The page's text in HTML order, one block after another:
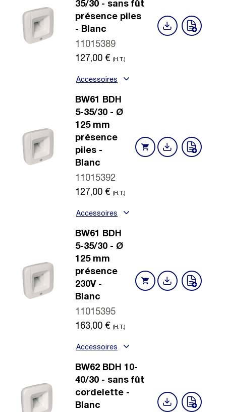
35/30 - sans fût
présence piles
- Blanc
11015389
127,00 € (H.T.)
Accessoires
BW61 BDH
5-35/30 - Ø
125 mm
présence
piles -
Blanc
11015392
127,00 € (H.T.)
Accessoires
BW61 BDH
5-35/30 - Ø
125 mm
présence
230V -
Blanc
11015395
163,00 € (H.T.)
Accessoires
BW62 BDH 10-
40/30 - sans fût
cordelette -
Blanc